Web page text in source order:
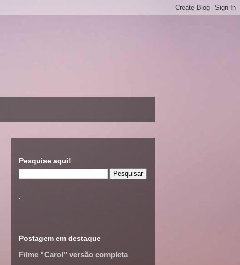
Pesquise aqui!
.
Postagem em destaque
Filme "Carol" versão completa